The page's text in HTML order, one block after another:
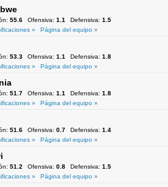
55.6 Ofensiva: 1.1 Defensiva: 1.5
»
Página del equipo »
53.3 Ofensiva: 1.1 Defensiva: 1.8
»
Página del equipo »
51.7 Ofensiva: 1.1 Defensiva: 1.8
»
Página del equipo »
51.6 Ofensiva: 0.7 Defensiva: 1.4
»
Página del equipo »
51.2 Ofensiva: 0.8 Defensiva: 1.5
»
Página del equipo »